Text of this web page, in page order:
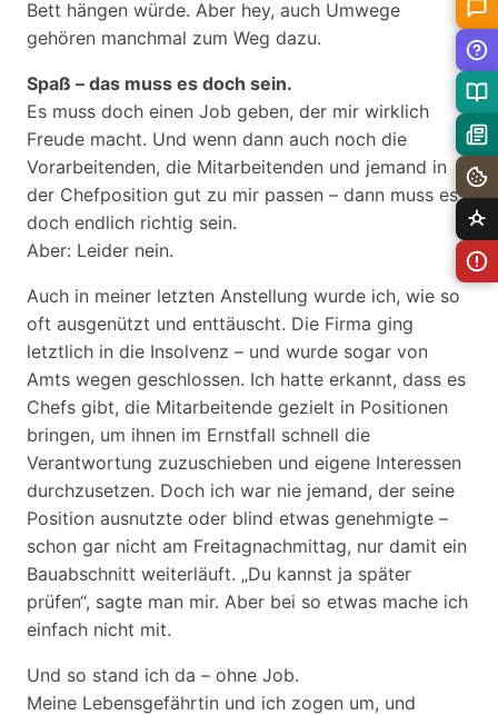
Bett hängen würde. Aber hey, auch Umwege
gehören manchmal zum Weg dazu.
Spaß – das muss es doch sein.
Es muss doch einen Job geben, der mir wirklich
Freude macht. Und wenn dann auch noch die
Vorarbeitenden, die Mitarbeitenden und jemand in
der Chefposition gut zu mir passen – dann muss es
doch endlich richtig sein.
Aber: Leider nein.
Auch in meiner letzten Anstellung wurde ich, wie so
oft ausgenützt und enttäuscht. Die Firma ging
letztlich in die Insolvenz – und wurde sogar von
Amts wegen geschlossen. Ich hatte erkannt, dass es
Chefs gibt, die Mitarbeitende gezielt in Positionen
bringen, um ihnen im Ernstfall schnell die
Verantwortung zuzuschieben und eigene Interessen
durchzusetzen. Doch ich war nie jemand, der seine
Position ausnutzte oder blind etwas genehmigte –
schon gar nicht am Freitagnachmittag, nur damit ein
Bauabschnitt weiterläuft. „Du kannst ja später
prüfen“, sagte man mir. Aber bei so etwas mache ich
einfach nicht mit.
Und so stand ich da – ohne Job.
Meine Lebensgefährtin und ich zogen um, und